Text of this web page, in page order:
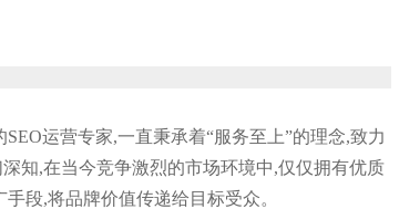
运营专家,一直秉承着“服务至上”的理念,致力
知,在当今竞争激烈的市场环境中,仅仅拥有优质
段,将品牌价值传递给目标受众。